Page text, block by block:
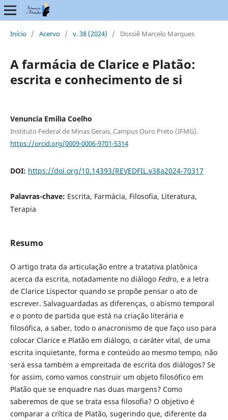
Início / Acervo / v. 38 (2024) / Dossiê Marcelo Marques
A farmácia de Clarice e Platão:
escrita e conhecimento de si
Venuncia Emilia Coelho
Instituto Federal de Minas Gerais, Campus Ouro Preto (IFMG).
https://orcid.org/0009-0006-9701-5314
DOI: https://doi.org/10.14393/REVEDFIL.v38a2024-70317
Palavras-chave: Escrita, Farmácia, Filosofia, Literatura,
Terapia
Resumo
O artigo trata da articulação entre a tratativa platônica
acerca da escrita, notadamente no diálogo Fedro, e a letra
de Clarice Lispector quando se propõe pensar o ato de
escrever. Salvaguardadas as diferenças, o abismo temporal
e o ponto de partida que está na criação literária e
filosófica, a saber, todo o anacronismo de que faço uso para
colocar Clarice e Platão em diálogo, o caráter vital, de uma
escrita inquietante, forma e conteúdo ao mesmo tempo, não
será essa também a empreitada de escrita dos diálogos? Se
for assim, como vamos construir um objeto filosófico em
Platão que se enquadre nas duas margens? Como
saberemos de que se trata essa filosofia? O objetivo é
comparar a crítica de Platão, sugerindo que, diferente da